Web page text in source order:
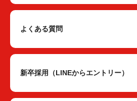
よくある質問
新卒採用（LINEからエントリー）